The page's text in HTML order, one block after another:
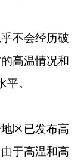
不会经历破
高温情况和
。
区已发布高
于高温和高